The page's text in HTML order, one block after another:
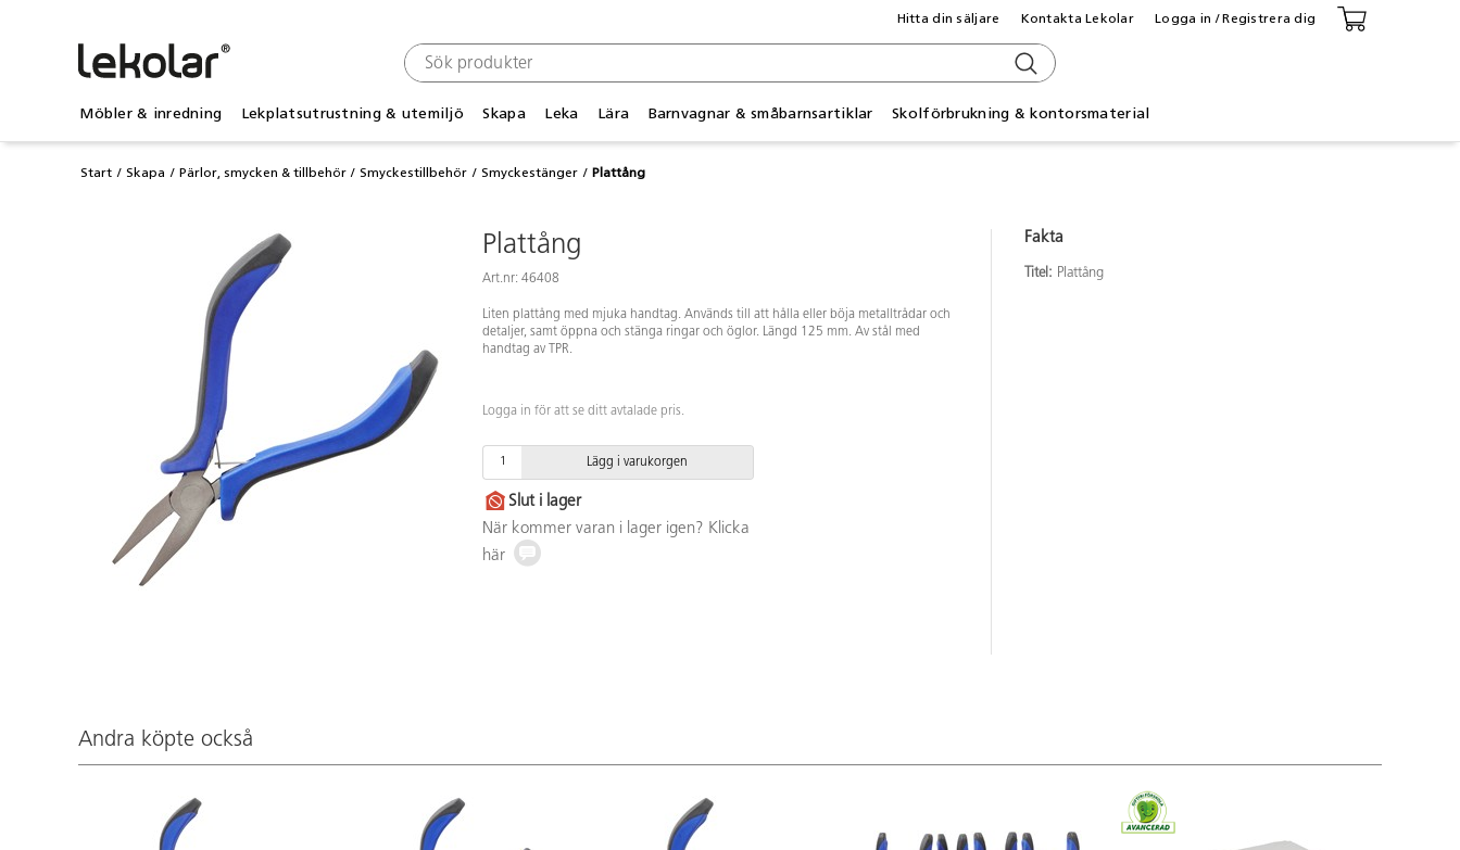
Möbler & inredning Lekplatsutrustning & utemiljö Skapa Leka Lära Barnvagnar & småbarnsartiklar Skolförbrukning & kontorsmaterial
Hitta din säljare Kontakta Lekolar Logga in / Registrera dig
Start Skapa Pärlor, smycken & tillbehör Smyckestillbehör Smyckestänger Plattång
Plattång
Art.nr: 46408
Liten plattång med mjuka handtag. Används till att hålla eller böja metalltrådar och
detaljer, samt öppna och stänga ringar och öglor. Längd 125 mm. Av stål med
handtag av TPR.
Logga in för att se ditt avtalade pris.
Lägg i varukorgen
Slut i lager
När kommer varan i lager igen? Klicka
här
Fakta
Titel: Plattång
Andra köpte också